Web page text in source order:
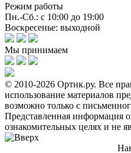
Режим работы
Пн.-Сб.: с 10:00 до 19:00
Воскресенье: выходной
Мы принимаем
© 2010-2026 Ортик.ру. Все
использование материалов
возможно только с
Представленная информация
ознакомительных целях и не